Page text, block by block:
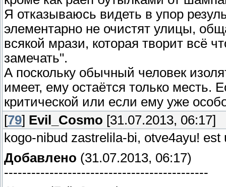
Я отказываюсь видеть в упор
элементарно не очистят улицы,
всякой мрази, которая творит всё
замечать".
А поскольку обычный человек
имеет, ему остаётся только месть.
критической или если ему уже
[79] Evil_Cosmo [31.07.2013, 06:17]
kogo-nibud zastrelila-bi, otve4ayu!
Добавлено (31.07.2013, 06:17)
---------------------------------------------